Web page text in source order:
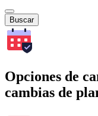
Buscar
Opciones de
cambias de